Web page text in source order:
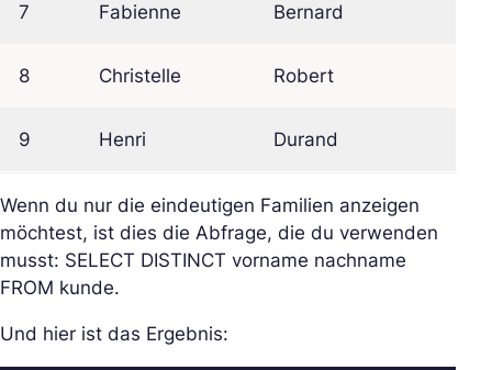
7 Fabienne Bernard
8 Christelle Robert
9 Henri Durand
Wenn du nur die eindeutigen Familien anzeigen
möchtest, ist dies die Abfrage, die du verwenden
musst: SELECT DISTINCT vorname nachname
FROM kunde.
Und hier ist das Ergebnis: